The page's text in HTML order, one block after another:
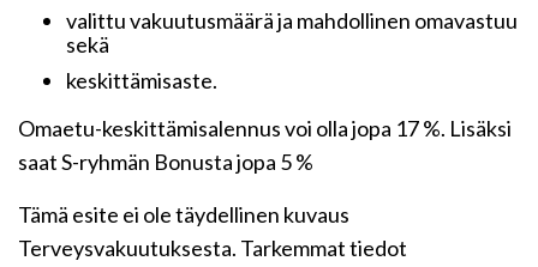
valittu vakuutusmäärä ja mahdollinen omavastuu
sekä
keskittämisaste.
Omaetu-keskittämisalennus voi olla jopa 17 %. Lisäksi
saat S-ryhmän Bonusta jopa 5 %
Tämä esite ei ole täydellinen kuvaus
Terveysvakuutuksesta. Tarkemmat tiedot